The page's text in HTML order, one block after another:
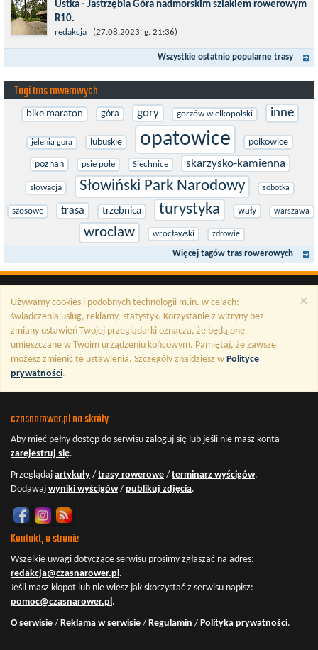
Ustka - Jastrzębia Góra nadmorskim szlakiem rowerowym
R10.
Międzynarodowy Szlak Rowerowy R-10, jest częścią sieci
EuroVelo. Prowadzi wzdłuż brzegu dookoła Morza Bałtyckiego.
Trasa liczy w sumie ponad 8500...
redakcja (27.08.2023, g. 21:36)
Wszystkie ostatnio popularne trasy
Tagi tras rowerowych
bike maraton góra gory gorzów wielkopolski inne
jelenia gora lubuskie opatowice polkowice
poznan psie pole Siechnice skarzysko-kamienna
slowacja Słowiński Park Narodowy sobotka
szosowe trasa trzebnica turystyka wały warszawa
wroclaw wrocławski zdrowie
Więcej tagów tras rowerowych
×
Używamy cookies i podobnych technologii m.in. w celach:
świadczenia usług, reklamy, statystyk. Korzystanie z witryny bez
zmiany ustawień Twojej przeglądarki oznacza, że będą one
umieszczane w Twoim urządzeniu końcowym. Pamiętaj, że zawsze
możesz zmienić te ustawienia. Szczegóły znajdziesz w Polityce
prywatności.
czasnarower.pl na skróty
Aby mieć pełny dostęp do serwisu zaloguj się lub jeśli nie masz konta
zarejestruj się.
Przeglądaj artykuły / trasy rowerowe / terminarz wyścigów.
Dodawaj wyniki wyścigów/ publikuj zdjęcia.
Kontakt, o stronie
Wszelkie uwagi dotyczące serwisu prosimy zgłaszać na adres:
redakcja@czasnarower.pl.
Jeśli masz kłopot lub nie wiesz jak skorzystać z serwisu napisz:
pomoc@czasnarower.pl.
O serwisie / Reklama w serwisie / Regulamin / Polityka prywatności.